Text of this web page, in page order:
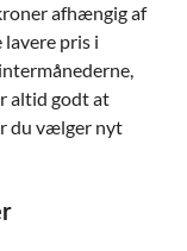
afhængig af
pris i
altid godt at
du vælger nyt